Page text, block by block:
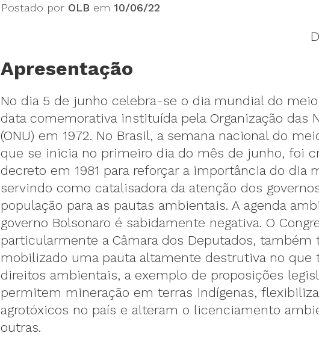
Postado por OLB em 10/06/22
Apresentação
No dia 5 de junho celebra-se o dia mundial do
data comemorativa instituída pela Organização das
(ONU) em 1972. No Brasil, a semana nacional do
que se inicia no primeiro dia do mês de junho, foi
decreto em 1981 para reforçar a importância do dia
servindo como catalisadora da atenção dos
população para as pautas ambientais. A agenda
governo Bolsonaro é sabidamente negativa. O
particularmente a Câmara dos Deputados, também
mobilizado uma pauta altamente destrutiva no que
direitos ambientais, a exemplo de proposições
permitem mineração em terras indígenas,
agrotóxicos no país e alteram o licenciamento
outras.